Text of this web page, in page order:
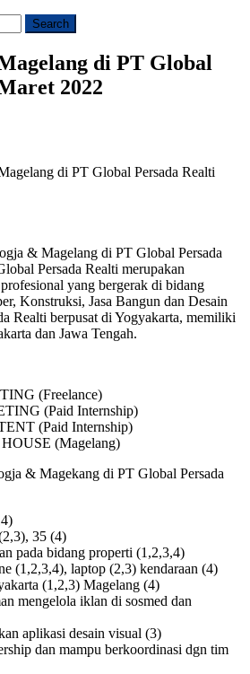
di PT Global
2022
di PT Global Persada Realti
& Magelang di PT Global Persada
Persada Realti merupakan
yang bergerak di bidang
Konstruksi, Jasa Bangun dan Desain
Realti berpusat di Yogyakarta, memiliki
dan Jawa Tengah.
(Freelance)
(Paid Internship)
(Paid Internship)
(Magelang)
& Magekang di PT Global Persada
35 (4)
pada bidang properti (1,2,3,4)
(1,2,3,4), laptop (2,3) kendaraan (4)
(1,2,3) Magelang (4)
mengelola iklan di sosmed dan
aplikasi desain visual (3)
dan mampu berkoordinasi dgn tim